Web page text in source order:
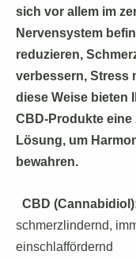
sich vor allem im
Nervensystem
reduzieren,
verbessern, Stress
diese Weise bieten
CBD-Produkte
Lösung, um
bewahren.
CBD
schmerzlindernd,
einschlaffördernd